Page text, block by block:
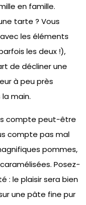
en famille.
tarte ? Vous
les éléments
les deux !),
de décliner une
à peu près
main.
compte peut-être
compte pas mal
pommes,
Posez-
: le plaisir sera bien
une pâte fine pur